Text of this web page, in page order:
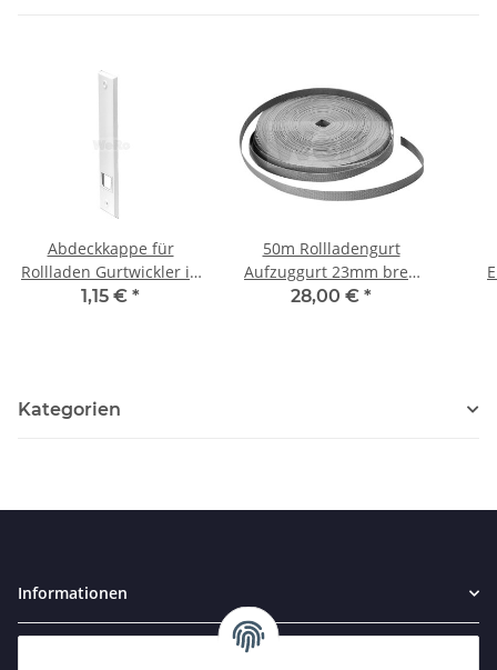
Abdeckkappe für
Rollladen Gurtwickler in
Kunststoff- weiß
1,15 € *
50m Rollladengurt
Aufzuggurt 23mm breit
Farbton: beige/ grau
28,00 € *
Kategorien
Informationen